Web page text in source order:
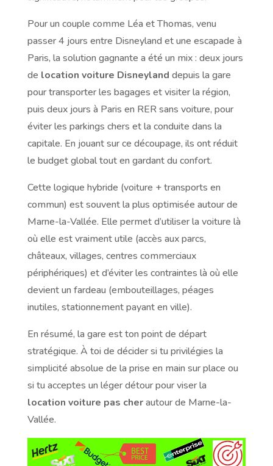
Pour un couple comme Léa et Thomas, venu
passer 4 jours entre Disneyland et une escapade à
Paris, la solution gagnante a été un mix : deux jours
de location voiture Disneyland depuis la gare
pour transporter les bagages et visiter la région,
puis deux jours à Paris en RER sans voiture, pour
éviter les parkings chers et la conduite dans la
capitale. En jouant sur ce découpage, ils ont réduit
le budget global tout en gardant du confort.
Cette logique hybride (voiture + transports en
commun) est souvent la plus optimisée autour de
Marne-la-Vallée. Elle permet d’utiliser la voiture là
où elle est vraiment utile (accès aux parcs,
châteaux, villages, centres commerciaux
périphériques) et d’éviter les contraintes là où elle
devient un fardeau (embouteillages, péages
inutiles, stationnement payant en ville).
En résumé, la gare est ton point de départ
stratégique. À toi de décider si tu privilégies la
simplicité absolue de la prise en main sur place ou
si tu acceptes un léger détour pour viser la
location voiture pas cherautour de Marne-la-
Vallée.